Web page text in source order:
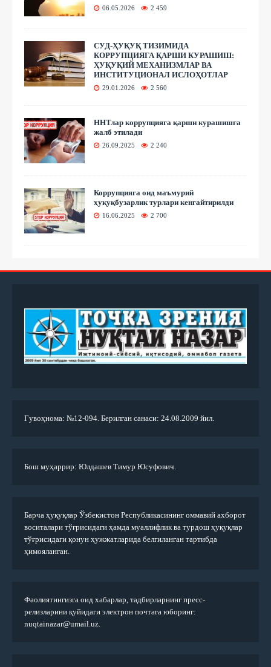
06.05.2026 2 459
СУД-ҲУҚУҚ ТИЗИМИДА
КОРРУПЦИЯГА ҚАРШИ КУРАШИШ:
ҲУҚУҚИЙ МЕХАНИЗМЛАР ВА
ИНСТИТУЦИОНАЛ ИСЛОҲОТЛАР
29.01.2026 2 560
ННТлар коррупцияга қарши курашишга
жалб этилади
26.09.2025 2 240
Коррупцияга оид маъмурий
ҳуқуқбузарлик турлари кенгайтирилди
16.06.2025 2 700
Гувоҳнома: №12-094. Берилган санаси: 24.08.2009 йил.
Бош муҳаррир: Юлдашев Тимур Юсуфович.
Барча ҳуқуқлар Ўзбекистон Республикасининг оммавий ахборот
воситалари тўғрисидаги ҳамда муаллифлик ва турдош ҳуқуқлар
тўғрисидаги қонун ҳужжатларида белгиланган тартибда
ҳимояланган.
Фаолиятингизга оид хабарлар, тадбирларнинг пресс-
релизларини қуйидаги электрон почтага юборинг:
nuqtainazar@umail.uz.